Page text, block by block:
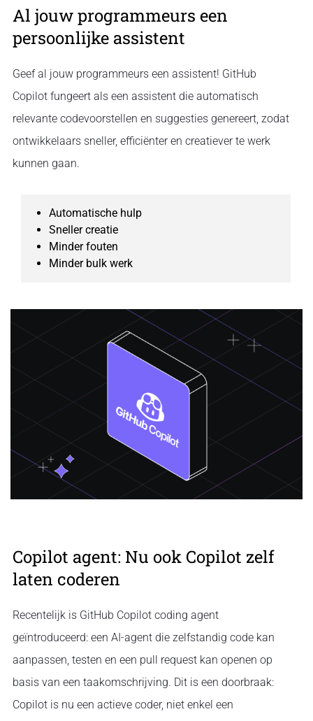
Al jouw programmeurs een
persoonlijke assistent
Geef al jouw programmeurs een assistent! GitHub
Copilot fungeert als een assistent die automatisch
relevante codevoorstellen en suggesties genereert, zodat
ontwikkelaars sneller, efficiënter en creatiever te werk
kunnen gaan.
Automatische hulp
Sneller creatie
Minder fouten
Minder bulk werk
Copilot agent: Nu ook Copilot zelf
laten coderen
Recentelijk is GitHub Copilot coding agent
geïntroduceerd: een AI-agent die zelfstandig code kan
aanpassen, testen en een pull request kan openen op
basis van een taakomschrijving. Dit is een doorbraak:
Copilot is nu een actieve coder, niet enkel een